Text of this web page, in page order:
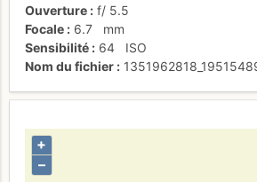
Ouverture
f/ 5.5
Focale
6.7
mm
Sensibilité
64
ISO
Nom du fichier
+
–